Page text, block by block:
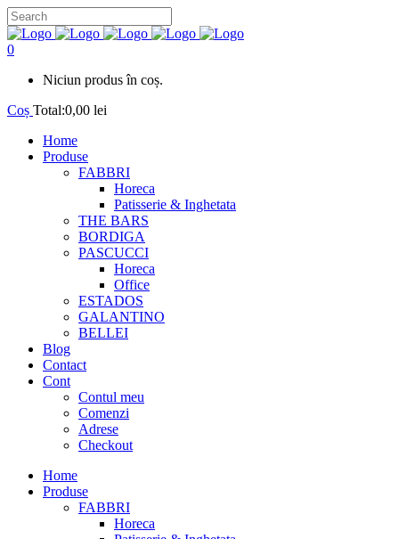
0
Niciun produs în coș.
Coș Total:0,00 lei
Home
Produse
FABBRI
Horeca
Patisserie & Inghetata
THE BARS
BORDIGA
PASCUCCI
Horeca
Office
ESTADOS
GALANTINO
BELLEI
Blog
Contact
Cont
Contul meu
Comenzi
Adrese
Checkout
Home
Produse
FABBRI
Horeca